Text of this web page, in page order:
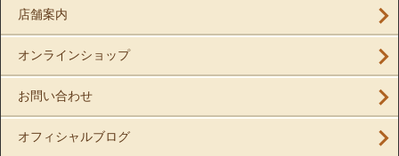
店舗案内
オンラインショップ
お問い合わせ
オフィシャルブログ